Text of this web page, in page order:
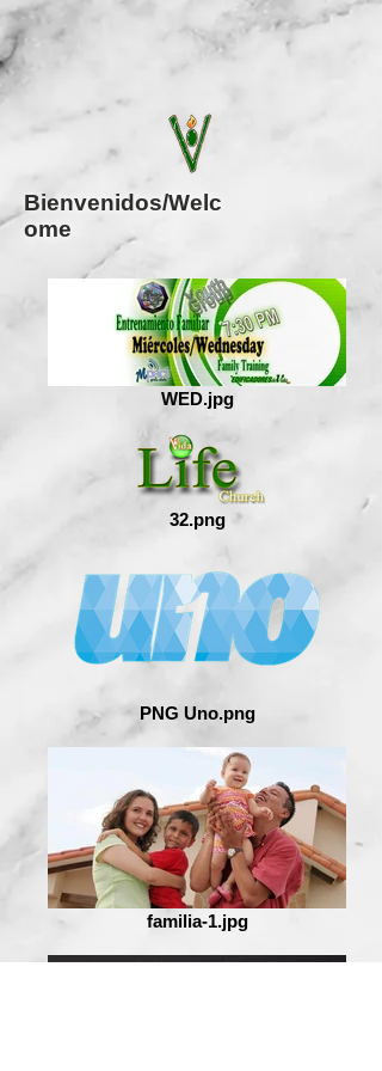
Bienvenidos/Welc
ome
WED.jpg
32.png
PNG Uno.png
familia-1.jpg